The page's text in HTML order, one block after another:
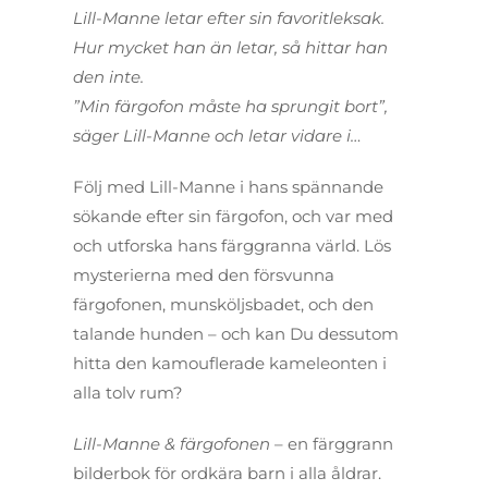
Lill-Manne letar efter sin favoritleksak.
Hur mycket han än letar, så hittar han
den inte.
”Min färgofon måste ha sprungit bort”,
säger Lill-Manne och letar vidare i…
Följ med Lill-Manne i hans spännande
sökande efter sin färgofon, och var med
och utforska hans färggranna värld. Lös
mysterierna med den försvunna
färgofonen, munsköljsbadet, och den
talande hunden – och kan Du dessutom
hitta den kamouflerade kameleonten i
alla tolv rum?
Lill-Manne & färgofonen – en färggrann
bilderbok för ordkära barn i alla åldrar.